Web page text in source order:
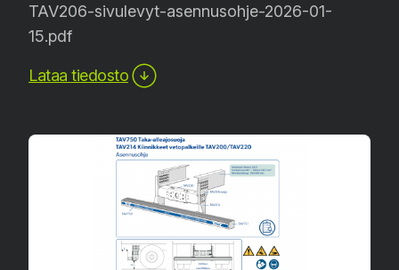
TAV206-sivulevyt-asennusohje-2026-01-
15.pdf
Lataa tiedosto